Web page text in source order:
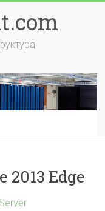
Edge